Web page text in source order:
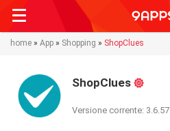
home » App » Shopping » ShopClues
ShopClues
Versione corrente: 3.6.57